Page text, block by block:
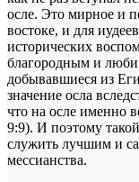
осле. Это мирное и
востоке, и для
исторических
благородным и
добывавшиеся из
значение осла
что на осле именно
9:9). И поэтому
служить лучшим и
мессианства.